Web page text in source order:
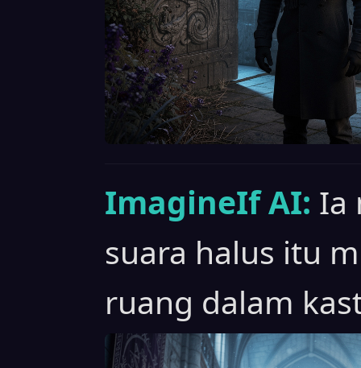
ImagineIf AI: Ia
suara halus itu
ruang dalam